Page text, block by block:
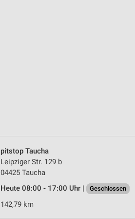
pitstop Taucha
Leipziger Str. 129 b
04425 Taucha
Heute 08:00 - 17:00 Uhr |
Geschlossen
142,79 km